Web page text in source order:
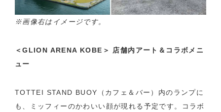
※画像右はイメージです。
＜GLION ARENA KOBE＞ 店舗内アート＆コラボメニ
ュー
TOTTEI STAND BUOY（カフェ＆バー）内のランプに
も、ミッフィーのかわいい顔が現れる予定です。コラボ